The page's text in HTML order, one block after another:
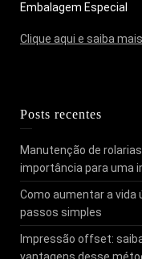
Embalagem Especial
Clique aqui e saiba
Posts recentes
Manutenção de
importância para uma
Como aumentar a
passos simples
Impressão offset: